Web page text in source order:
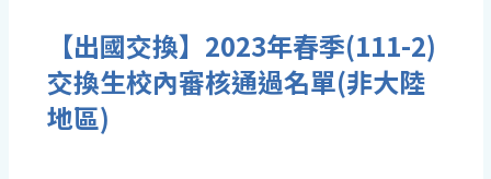
【出國交換】2023年春季(111-2)
交換生校內審核通過名單(非大陸
地區)